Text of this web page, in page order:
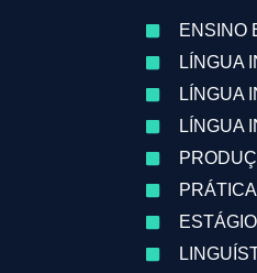
ENSINO
LÍNGUA
LÍNGUA
LÍNGUA